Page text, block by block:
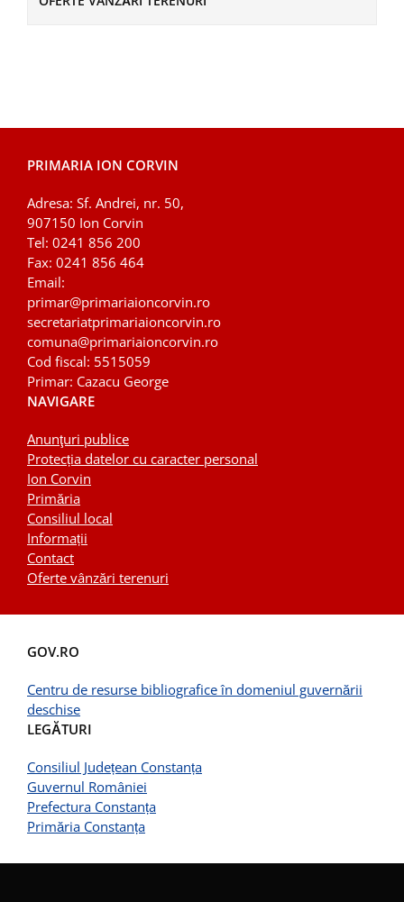
PRIMARIA ION CORVIN
Adresa: Sf. Andrei, nr. 50,
907150 Ion Corvin
Tel: 0241 856 200
Fax: 0241 856 464
Email:
primar@primariaioncorvin.ro
secretariatprimariaioncorvin.ro
comuna@primariaioncorvin.ro
Cod fiscal: 5515059
Primar: Cazacu George
NAVIGARE
Anunţuri publice
Protecția datelor cu caracter personal
Ion Corvin
Primăria
Consiliul local
Informații
Contact
Oferte vânzări terenuri
GOV.RO
Centru de resurse bibliografice în domeniul guvernării
deschise
LEGĂTURI
Consiliul Județean Constanța
Guvernul României
Prefectura Constanța
Primăria Constanța